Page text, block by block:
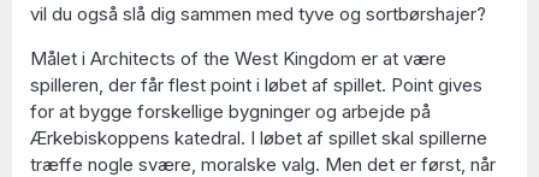
vil du også slå dig sammen med tyve og sortbørshajer?
Målet i Architects of the West Kingdom er at være
spilleren, der får flest point i løbet af spillet. Point gives
for at bygge forskellige bygninger og arbejde på
Ærkebiskoppens katedral. I løbet af spillet skal spillerne
træffe nogle svære, moralske valg. Men det er først, når